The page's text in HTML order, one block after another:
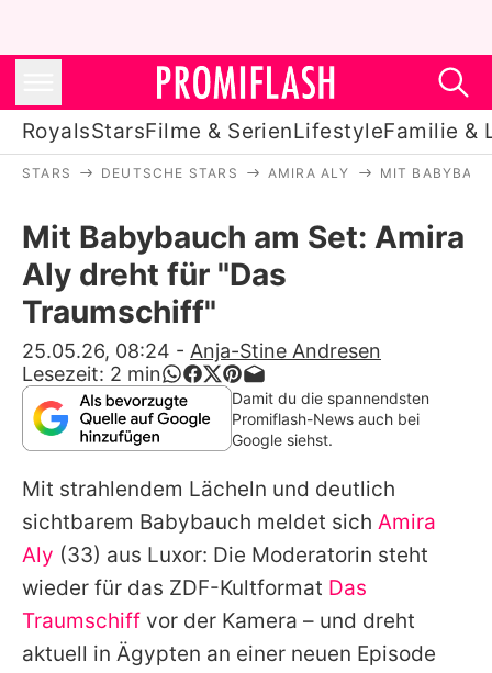
RoyalsStarsFilme & SerienLifestyleFamilie &
Stars
Filme & Serien
Lifestyle
Familie & Liebe
Promiflash Exklusiv
Alle Themen auf Promiflash
Jobs
App runterladen
Team
STARS DEUTSCHE STARS AMIRA ALY MIT
Mit Babybauch am Set: Amira
Aly dreht für "Das
Traumschiff"
25.05.26, 08:24 - Anja-Stine Andresen
Lesezeit: 2 min
Damit du die spannendsten
Promiflash-News auch bei
Google siehst.
Mit strahlendem Lächeln und deutlich
sichtbarem Babybauch meldet sich Amira
Aly (33) aus Luxor: Die Moderatorin steht
wieder für das ZDF-Kultformat Das
Traumschiff vor der Kamera – und dreht
aktuell in Ägypten an einer neuen Episode